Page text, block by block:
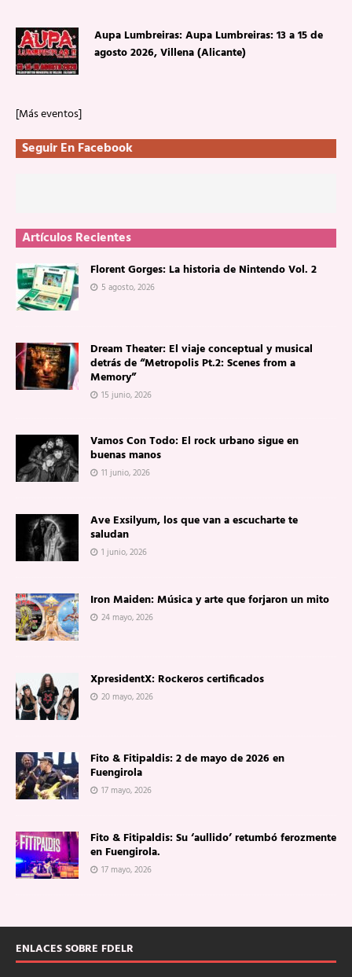
Aupa Lumbreiras: Aupa Lumbreiras: 13 a 15 de
agosto 2026, Villena (Alicante)
[Más eventos]
Seguir En Facebook
Artículos Recientes
Florent Gorges: La historia de Nintendo Vol. 2
5 agosto, 2026
Dream Theater: El viaje conceptual y musical
detrás de “Metropolis Pt.2: Scenes from a
Memory”
15 junio, 2026
Vamos Con Todo: El rock urbano sigue en
buenas manos
11 junio, 2026
Ave Exsilyum, los que van a escucharte te
saludan
1 junio, 2026
Iron Maiden: Música y arte que forjaron un mito
24 mayo, 2026
XpresidentX: Rockeros certificados
20 mayo, 2026
Fito & Fitipaldis: 2 de mayo de 2026 en
Fuengirola
17 mayo, 2026
Fito & Fitipaldis: Su ‘aullido’ retumbó ferozmente
en Fuengirola.
17 mayo, 2026
ENLACES SOBRE FDELR